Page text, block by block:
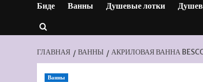
Биде Ванны Душевые лотки
ГЛАВНАЯ ВАННЫ АКРИЛОВАЯ ВАННА
Ванны